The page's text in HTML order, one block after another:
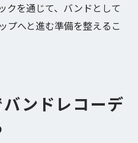
クを通じて、バンドとして
プへと進む準備を整えるこ
ンドレコーデ